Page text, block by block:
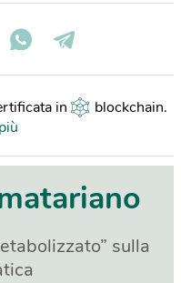
in blockchain.
sulla